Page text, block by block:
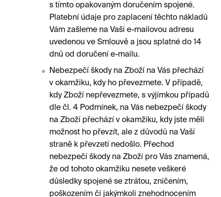
s tímto opakovaným doručením spojené.
Platební údaje pro zaplacení těchto nákladů
Vám zašleme na Vaši e-mailovou adresu
uvedenou ve Smlouvě a jsou splatné do 14
dnů od doručení e-mailu.
Nebezpečí škody na Zboží na Vás přechází
v okamžiku, kdy ho převezmete. V případě,
kdy Zboží nepřevezmete, s výjimkou případů
dle čl. 4 Podmínek, na Vás nebezpečí škody
na Zboží přechází v okamžiku, kdy jste měli
možnost ho převzít, ale z důvodů na Vaší
straně k převzetí nedošlo. Přechod
nebezpečí škody na Zboží pro Vás znamená,
že od tohoto okamžiku nesete veškeré
důsledky spojené se ztrátou, zničením,
poškozením či jakýmkoli znehodnocením